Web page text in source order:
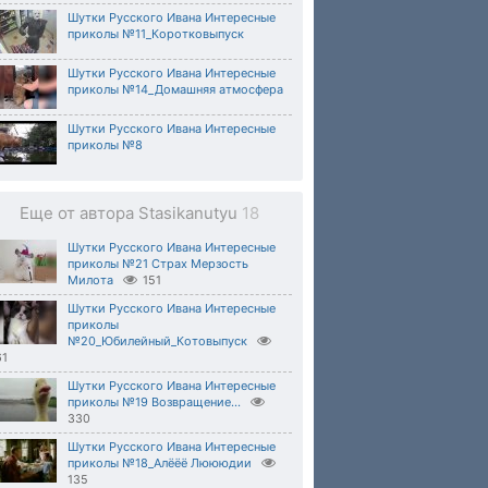
Шутки Русского Ивана Интересные
приколы №11_Коротковыпуск
Шутки Русского Ивана Интересные
приколы №14_Домашняя атмосфера
Шутки Русского Ивана Интересные
приколы №8
Еще от автора Stasikanutyu 18
Шутки Русского Ивана Интересные
приколы №21 Страх Мерзость
Милота
151
Шутки Русского Ивана Интересные
приколы
№20_Юбилейный_Котовыпуск
Шутки Русского Ивана Интересные
приколы №19 Возвращение...
330
Шутки Русского Ивана Интересные
приколы №18_Алёёё Люююдии
135